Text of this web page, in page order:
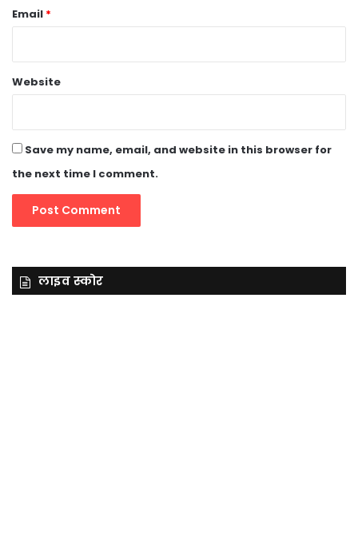
Email *
Website
Save my name, email, and website in this browser for
the next time I comment.
लाइव स्कोर